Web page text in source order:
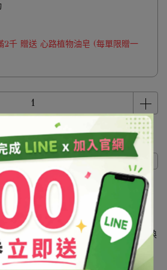
2千 贈送 心路植物油皂 (每單限贈一
商品介紹
人衛生問題，如已拆箱恕無提供退換